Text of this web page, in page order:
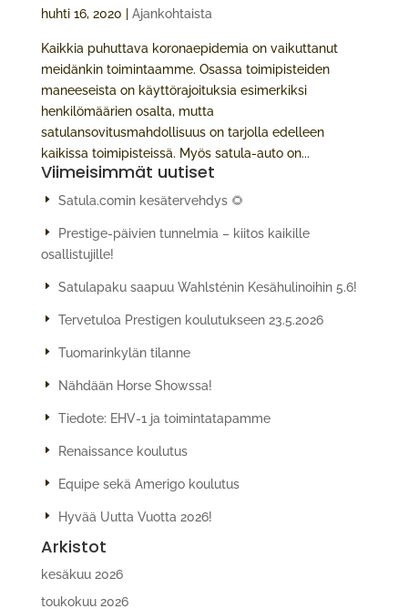
huhti 16, 2020 Ajankohtaista
Kaikkia puhuttava koronaepidemia on vaikuttanut
meidänkin toimintaamme. Osassa toimipisteiden
maneeseista on käyttörajoituksia esimerkiksi
henkilömäärien osalta, mutta
satulansovitusmahdollisuus on tarjolla edelleen
kaikissa toimipisteissä. Myös satula-auto on...
Viimeisimmät uutiset
Satula.comin kesätervehdys 🌻
Prestige-päivien tunnelmia – kiitos kaikille
osallistujille!
Satulapaku saapuu Wahlsténin Kesähulinoihin 5.6!
Tervetuloa Prestigen koulutukseen 23.5.2026
Tuomarinkylän tilanne
Nähdään Horse Showssa!
Tiedote: EHV-1 ja toimintatapamme
Renaissance koulutus
Equipe sekä Amerigo koulutus
Hyvää Uutta Vuotta 2026!
Arkistot
kesäkuu 2026
toukokuu 2026